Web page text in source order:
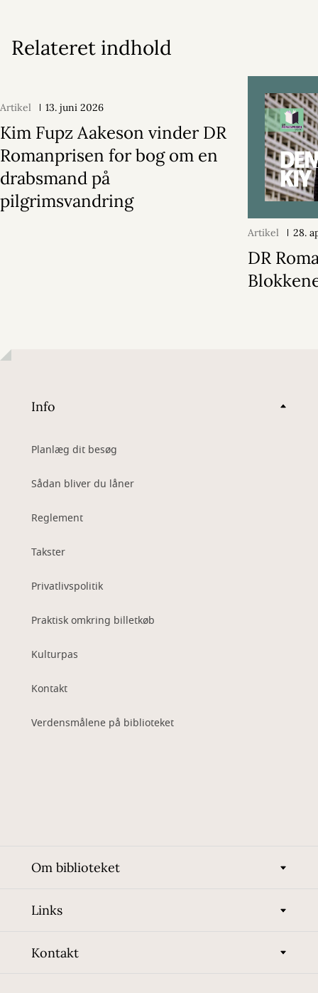
Relateret indhold
Artikel 13. juni 2026
Kim Fupz Aakeson vinder DR
Romanprisen for bog om en
drabsmand på
pilgrimsvandring
Artikel 28.
DR
Info
Planlæg dit besøg
Sådan bliver du låner
Reglement
Takster
Privatlivspolitik
Praktisk omkring billetkøb
Kulturpas
Kontakt
Verdensmålene på biblioteket
Om biblioteket
Links
Kontakt